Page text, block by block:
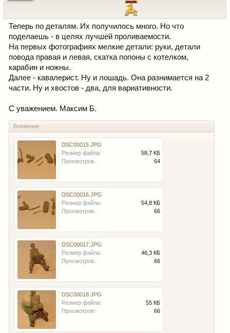
Теперь по деталям. Их получилось много. Но что
поделаешь - в целях лучшей проливаемости.
На первых фотографиях мелкие детали: руки, детали
повода правая и левая, скатка попоны с котелком,
карабин и ножны.
Далее - кавалерист. Ну и лошадь. Она разнимается на 2
части. Ну и хвостов - два, для вариативности.
С уважением. Максим Б.
Вложения:
DSC00015.JPG
Размер файла:
58,7 КБ
Просмотров:
64
DSC00016.JPG
Размер файла:
54,8 КБ
Просмотров:
66
DSC00017.JPG
Размер файла:
46,3 КБ
Просмотров:
66
DSC00018.JPG
Размер файла:
55 КБ
Просмотров:
66